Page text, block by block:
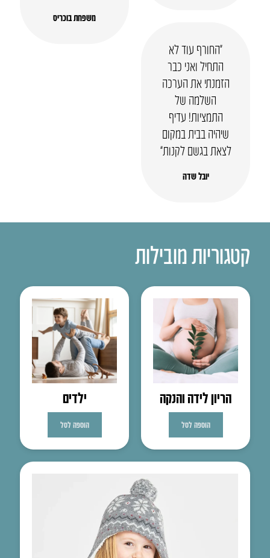
משפחת בוכריס
“החורף עוד לא
התחיל ואני כבר
הזמנתי את הערכה
השלמה של
התמציות! עדיף
שיהיה בבית במקום
לצאת בגשם לקנות”
יובל שדה
קטגוריות מובילות
הריון לידה והנקה
הוספה לסל
ילדים
הוספה לסל